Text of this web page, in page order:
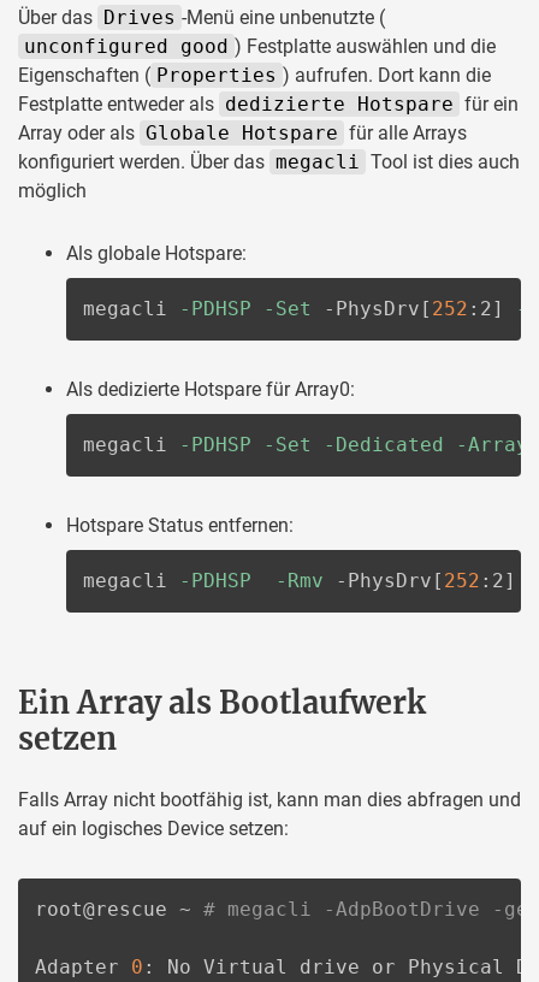
Über das Drives -Menü eine unbenutzte (
unconfigured good ) Festplatte auswählen und die
Eigenschaften ( Properties ) aufrufen. Dort kann die
Festplatte entweder als dedizierte Hotspare für ein
Array oder als Globale Hotspare für alle Arrays
konfiguriert werden. Über das megacli
Tool ist dies auch
möglich
Als globale Hotspare:
megacli -PDHSP -Set -PhysDrv [ 252 :2] -
Als dedizierte Hotspare für Array0:
megacli -PDHSP -Set -Dedicated -Array0
Hotspare Status entfernen:
megacli -PDHSP -Rmv -PhysDrv [ 252 :2]
Ein Array als Bootlaufwerk
setzen
Falls Array nicht bootfähig ist, kann man dies abfragen und
auf ein logisches Device setzen:
root@rescue ~ # megacli -AdpBootDrive -
Adapter 0 : No Virtual drive or Physical